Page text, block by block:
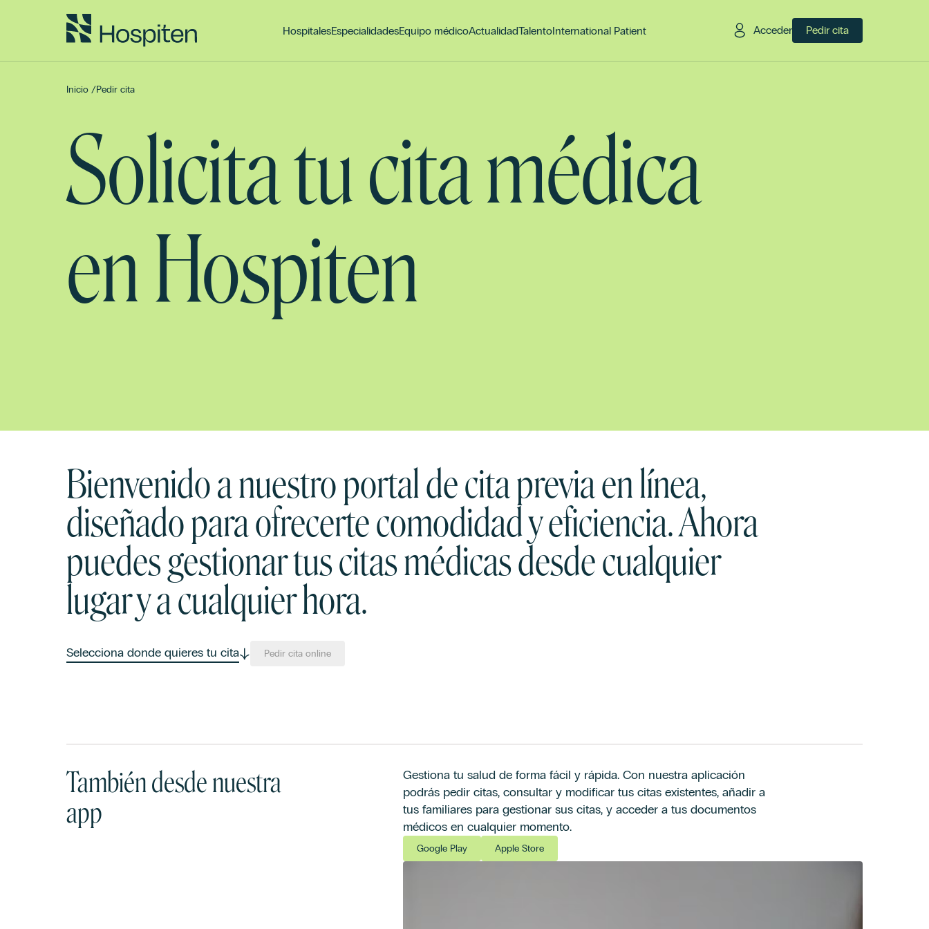
HospitalesEspecialidadesEquipo médicoActualidadTalentoInternational Patient Acceder Pedir cita
Inicio /Pedir cita
Solicita tu cita médica
en Hospiten
Bienvenido a nuestro portal de cita previa en línea,
diseñado para ofrecerte comodidad y eficiencia. Ahora
puedes gestionar tus citas médicas desde cualquier
lugar y a cualquier hora.
Selecciona donde quieres tu cita Pedir cita online
También desde nuestra
app
Gestiona tu salud de forma fácil y rápida. Con nuestra aplicación
podrás pedir citas, consultar y modificar tus citas existentes, añadir a
tus familiares para gestionar sus citas, y acceder a tus documentos
médicos en cualquier momento.
Google Play Apple Store